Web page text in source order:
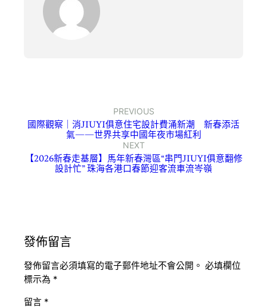
PREVIOUS
國際觀察｜消JIUYI俱意住宅設計費涌新潮 新春添活
氣——世界共享中國年夜市場紅利
NEXT
【2026新春走基層】馬年新春灣區“串門JIUYI俱意翻修
設計忙” 珠海各港口春節迎客流車流岑嶺
發佈留言
發佈留言必須填寫的電子郵件地址不會公開。 必填欄位
標示為 *
留言 *